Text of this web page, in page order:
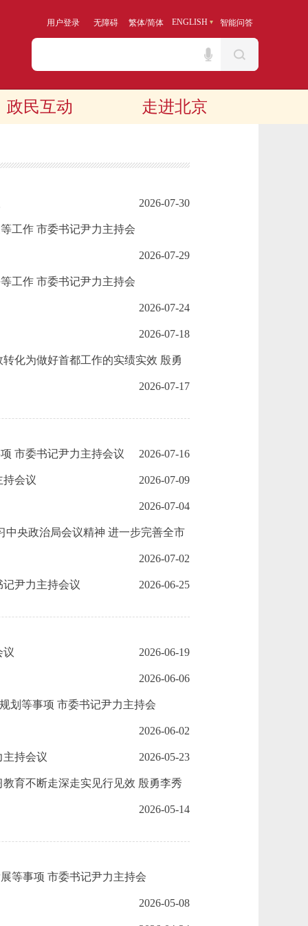
用户登录 无障碍 繁体/简体 ENGLISH 智能问答
政民互动 走进北京
2026-07-30
工作 市委书记尹力主持会
2026-07-29
工作 市委书记尹力主持会
2026-07-24
2026-07-18
化为做好首都工作的实绩实效 殷勇
2026-07-17
市委书记尹力主持会议 2026-07-16
持会议 2026-07-09
2026-07-04
中央政治局会议精神 进一步完善全市
2026-07-02
尹力主持会议 2026-06-25
议 2026-06-19
2026-06-06
划等事项 市委书记尹力主持会
2026-06-02
主持会议 2026-05-23
育不断走深走实见行见效 殷勇李秀
2026-05-14
等事项 市委书记尹力主持会
2026-05-08